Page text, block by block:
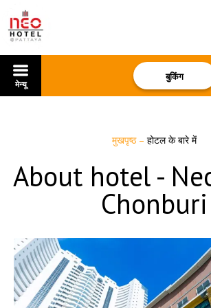
मेन्यू
बुकिंग
मुखपृष्ठ – होटल के बारे में
About hotel -
Chonburi